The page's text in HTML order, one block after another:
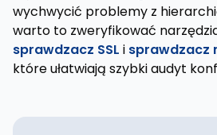
wychwycić problemy z
warto to zweryfikować
sprawdzacz SSL i sprawdzacz
które ułatwiają szybki audyt